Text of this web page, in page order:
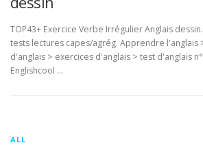
TOP43+ Exercice Verbe Irrégulier Anglais
tests lectures capes/agrég. Apprendre l'anglais
d'anglais > exercices d'anglais > test d'anglais
Englishcool …
ALL